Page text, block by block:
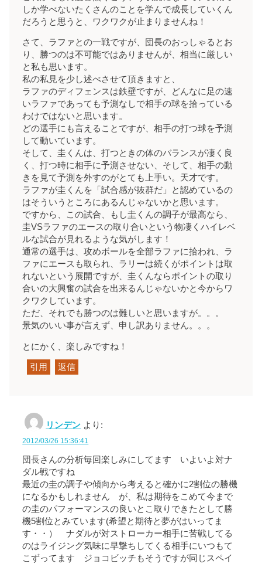
しか学べないたくさんのことを学んで成長していくん
だろうと思うと、ワクワクが止まりませんね！
さて、ラファとの一戦ですが、団長のおっしゃるとお
り、勝つのは不可能ではありませんが、相当に厳しい
と私も思います。
私の私見を少し述べさせて頂きますと、
ラファのディフェンスは鉄壁ですが、どんなに足の速
いラファであっても予測なしで相手の球を拾っている
わけではないと思います。
どの選手にも言えることですが、相手の打つ球を予測
して動いています。
そして、圭くんは、打つときの体のバランスが凄く良
く、打つ時に相手に予測させない、そして、相手の動
きを見て予測を外すのがとても上手い。天才です。
ラファが圭くんを「試合感が抜群だ」と認めているの
はそういうところにあるんじゃないかと思います。
ですから、この試合、もし圭くんの調子が最高なら、
圭VSラファのエースの取り合いという物凄くハイレベ
ルな試合が見れるような気がします！
通常の選手は、攻めボールを全部ラファに拾われ、ラ
ファにエースも取られ、ラリーは続くがポイントは取
れないという展開ですが、圭くんならポイントの取り
合いの大興奮の試合を出来るんじゃないかと今からワ
クワクしています。
ただ、それでも勝つのは難しいと思いますが。。。
景気のいい事が言えず、申し訳ありません。。。
とにかく、楽しみですね！
引用 返信
リンデン より:
2012/03/26 15:36:41
団長さんの分析毎回楽しみにしてます いよいよ対ナ
ダル戦ですね
最近の圭の調子や傾向から考えると確かに2割位の勝機
になるかもしれません が、私は期待をこめて今まで
の圭のパフォーマンスの良いとこ取りできたとして勝
機5割位とみています(希望と期待と夢がはいってま
す・・） ナダルが対ストローカー相手に苦戦してる
のはライジング気味に早撃ちしてくる相手にいつもて
こずってます ジョコビッチもそうですが同じスペイ